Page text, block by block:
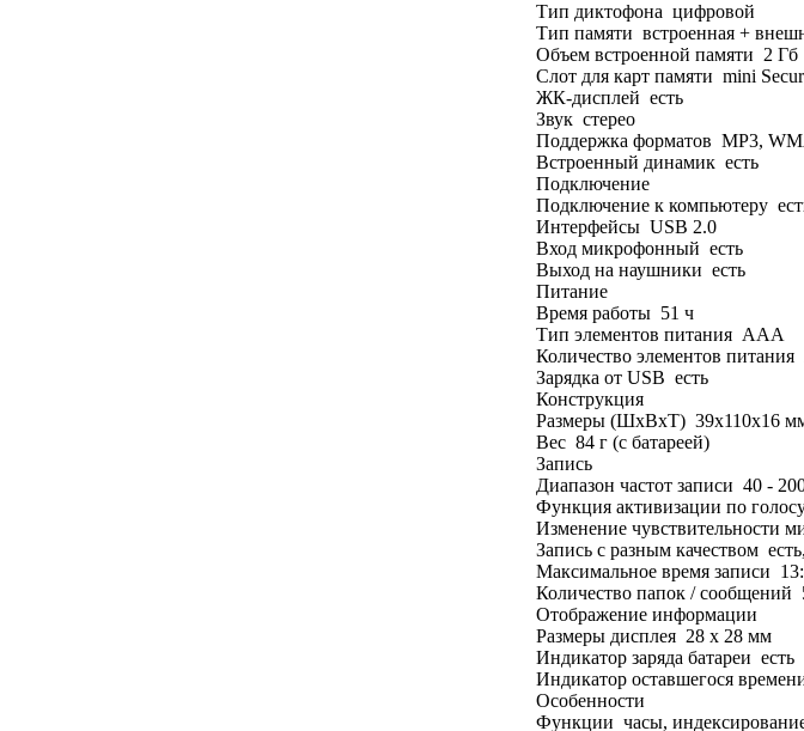
Тип диктофона цифровой
Тип памяти встроенная +
Объем встроенной памяти 2 Гб
Слот для карт памяти mini
ЖК-дисплей есть
Звук стерео
Поддержка форматов MP3,
Встроенный динамик есть
Подключение
Подключение к компьютеру
Интерфейсы USB 2.0
Вход микрофонный есть
Выход на наушники есть
Питание
Время работы 51 ч
Тип элементов питания ААА
Количество элементов питания
Зарядка от USB есть
Конструкция
Размеры (ШхВхТ) 39х110х16
Вес 84 г (с батареей)
Запись
Диапазон частот записи 40 -
Функция активизации по
Изменение чувствительности
Запись с разным качеством
Максимальное время записи
Количество папок / сообщений
Отображение информации
Размеры дисплея 28 х 28 мм
Индикатор заряда батареи есть
Индикатор оставшегося
Особенности
Функции часы,